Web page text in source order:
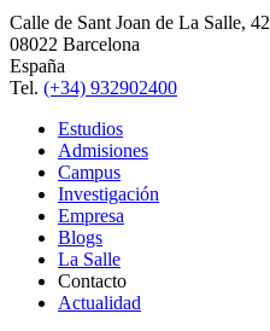
Calle de Sant Joan de La Salle, 42
08022 Barcelona
España
Tel. (+34) 932902400
Estudios
Admisiones
Campus
Investigación
Empresa
Blogs
La Salle
Contacto
Actualidad